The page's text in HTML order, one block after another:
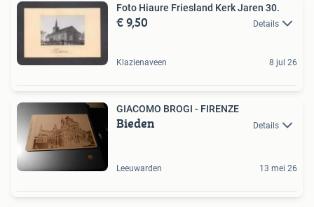
Foto Hiaure Friesland Kerk Jaren 30.
€ 9,50 Details
Klazienaveen 8 jul 26
GIACOMO BROGI - FIRENZE
Bieden Details
Leeuwarden 13 mei 26